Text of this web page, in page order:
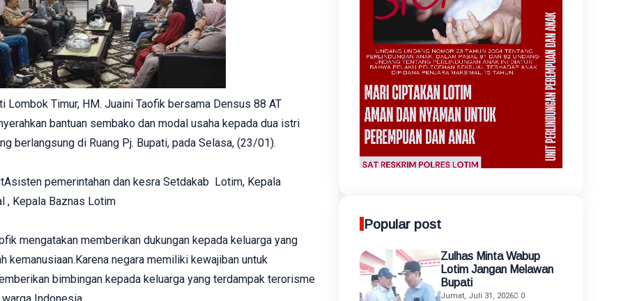
Lombok Timur, HM. Juaini Taofik bersama Densus 88 AT
bantuan sembako dan modal usaha kepada dua istri
berlangsung di Ruang Pj. Bupati, pada Selasa, (23/01).
pemerintahan dan kesra Setdakab Lotim, Kepala
, Kepala Baznas Lotim
mengatakan memberikan dukungan kepada keluarga yang
kemanusiaan.Karena negara memiliki kewajiban untuk
bimbingan kepada keluarga yang terdampak terorisme
Popular post
Zulhas Minta Wabup
Lotim Jangan Melawan
Bupati
Jumat, Juli 31, 2026 0